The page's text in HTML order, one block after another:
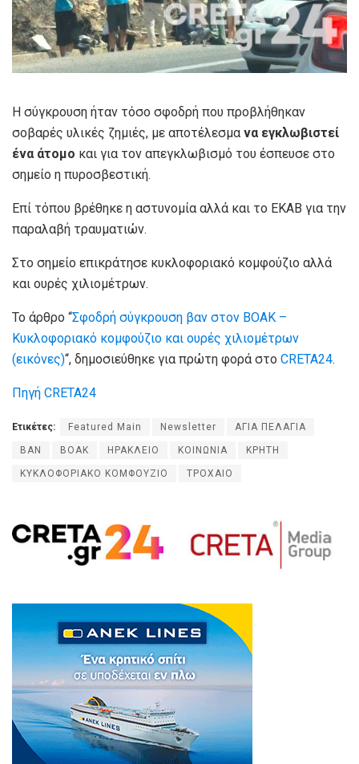
Η σύγκρουση ήταν τόσο σφοδρή που προβλήθηκαν
σοβαρές υλικές ζημιές, με αποτέλεσμα να εγκλωβιστεί
ένα άτομο και για τον απεγκλωβισμό του έσπευσε στο
σημείο η πυροσβεστική.
Επί τόπου βρέθηκε η αστυνομία αλλά και το ΕΚΑΒ για την
παραλαβή τραυματιών.
Στο σημείο επικράτησε κυκλοφοριακό κομφούζιο αλλά
και ουρές χιλιομέτρων.
Το άρθρο “Σφοδρή σύγκρουση βαν στον ΒΟΑΚ –
Κυκλοφοριακό κομφούζιο και ουρές χιλιομέτρων
(εικόνες)“, δημοσιεύθηκε για πρώτη φορά στο CRETA24.
Πηγή CRETA24
Ετικέτες: Featured Main Newsletter ΑΓΙΑ ΠΕΛΑΓΙΑ
ΒΑΝ ΒΟΑΚ ΗΡΑΚΛΕΙΟ ΚΟΙΝΩΝΙΑ ΚΡΗΤΗ
ΚΥΚΛΟΦΟΡΙΑΚΟ ΚΟΜΦΟΥΖΙΟ ΤΡΟΧΑΙΟ